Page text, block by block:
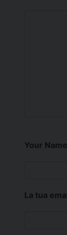
Your Name
La tua